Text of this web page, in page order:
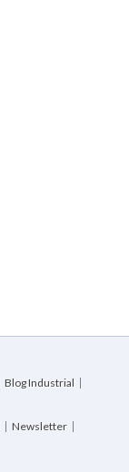
Blog Industrial
Newsletter